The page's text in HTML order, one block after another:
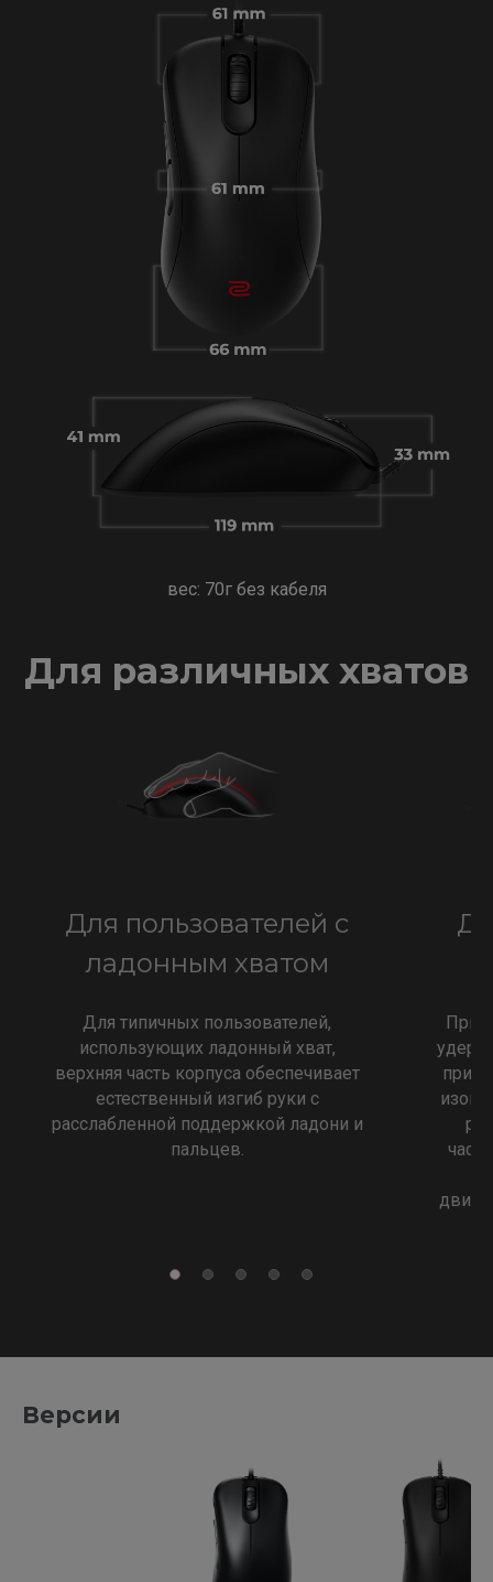
вес: 70г без кабеля
Для различных хватов
Для пользователей с
ладонным хватом
Для типичных пользователей,
использующих ладонный хват,
верхняя часть корпуса обеспечивает
естественный изгиб руки с
расслабленной поддержкой ладони и
пальцев.
При
при
Версии